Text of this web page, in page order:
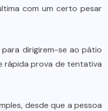
com um certo pesar
dirigirem-se ao pátio
rápida prova de tentativa
desde que a pessoa